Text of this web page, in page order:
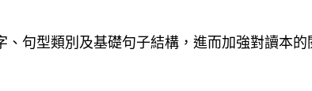
句型類別及基礎句子結構，進而加強對讀本的